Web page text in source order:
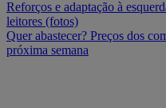
Reforços e adaptação à
leitores (fotos)
Quer abastecer? Preços dos
próxima semana